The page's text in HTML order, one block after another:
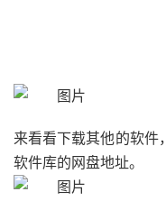
来看看下载其他的软件
软件库的网盘地址。